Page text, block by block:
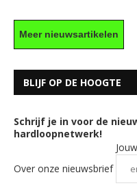
Meer nieuwsartikelen
BLIJF OP DE HOOGTE
Schrijf je in voor de
hardloopnetwerk!
Over onze nieuwsbrief